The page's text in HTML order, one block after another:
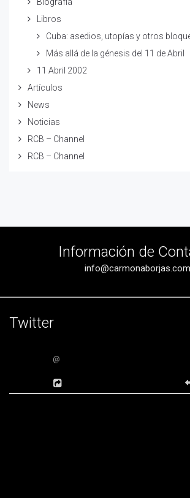
Biografía
Libros
Cuba: asedios, utopías y otros
Más allá de la génesis del 11 de Abril
11 Abril 2002
Artículos
News
Noticias
RCB – Channel
RCB – Channel
Información de
info@carmonaborjas.com
Twitter
@